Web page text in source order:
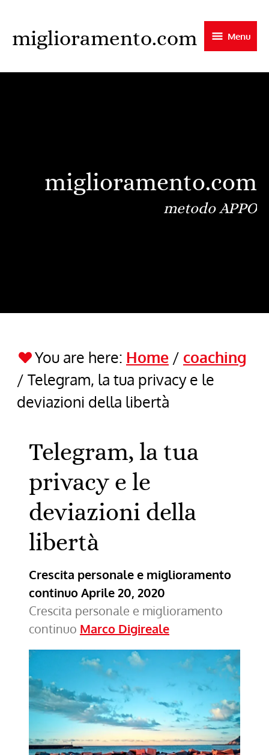
to
content
miglioramento.com Menu
miglioramento.com
metodo APPO
You are here: Home / coaching
/ Telegram, la tua privacy e le
deviazioni della libertà
Telegram, la tua
privacy e le
deviazioni della
libertà
Crescita personale e miglioramento
continuoAprile 20, 2020
Crescita personale e miglioramento
continuo Marco Digireale